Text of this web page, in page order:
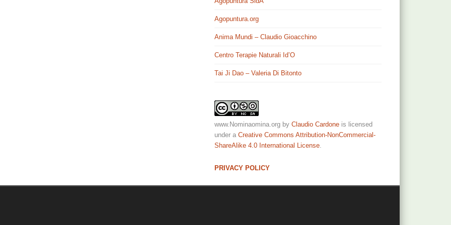
Agopuntura.org
Anima Mundi – Claudio Gioacchino
Centro Terapie Naturali Id’O
Tai Ji Dao – Valeria Di Bitonto
www.Nominaomina.org byClaudio Cardone is licensed
under aCreative Commons Attribution-NonCommercial-
ShareAlike 4.0 International License
PRIVACY POLICY